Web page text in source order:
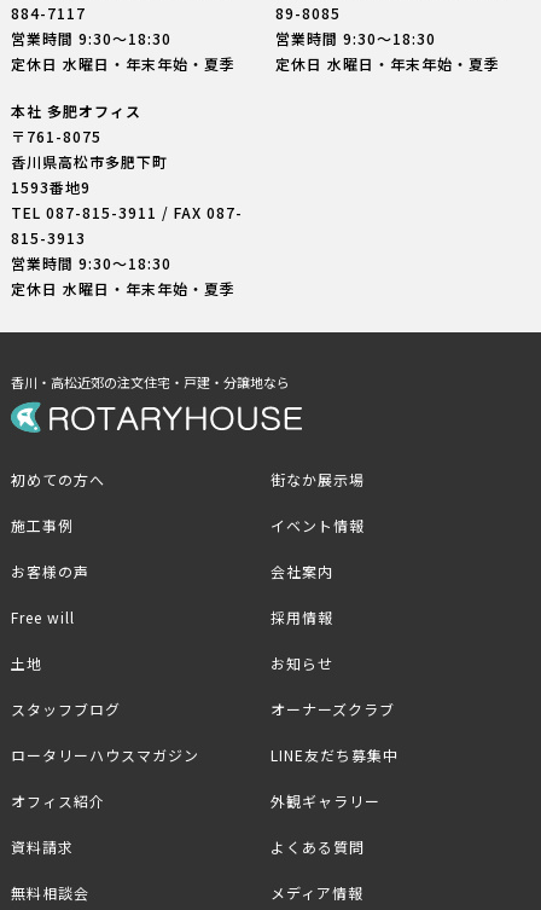
884-7117
営業時間 9:30〜18:30
定休日 水曜日・年末年始・夏季
89-8085
営業時間 9:30〜18:30
定休日 水曜日・年末年始・夏季
本社 多肥オフィス
〒761-8075
香川県高松市多肥下町
1593番地9
TEL 087-815-3911 / FAX 087-
815-3913
営業時間 9:30〜18:30
定休日 水曜日・年末年始・夏季
香川・高松近郊の注文住宅・戸建・分譲地なら
初めての方へ
施工事例
お客様の声
Free will
土地
街なか展示場
イベント情報
会社案内
採用情報
お知らせ
スタッフブログ
ロータリーハウスマガジン
オフィス紹介
資料請求
無料相談会
オーナーズクラブ
LINE友だち募集中
外観ギャラリー
よくある質問
メディア情報